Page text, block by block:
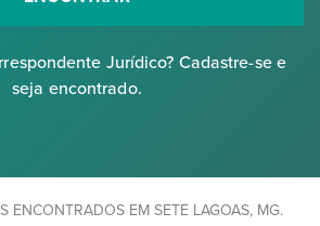
Jurídico? Cadastre-se e
seja encontrado.
ENCONTRADOS EM SETE LAGOAS, MG.